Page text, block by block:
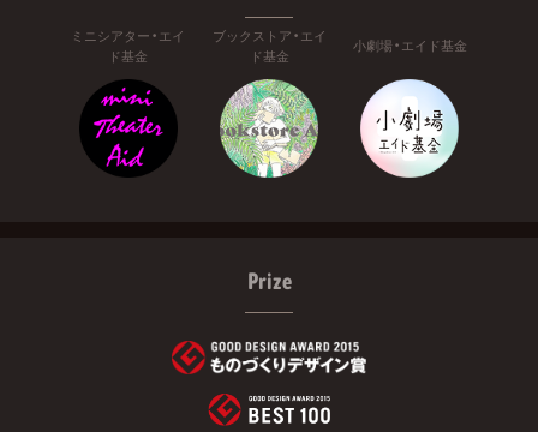
ミニシアター・エイ
ド基金
ブックストア・エイ
ド基金
小劇場・エイド基金
Prize